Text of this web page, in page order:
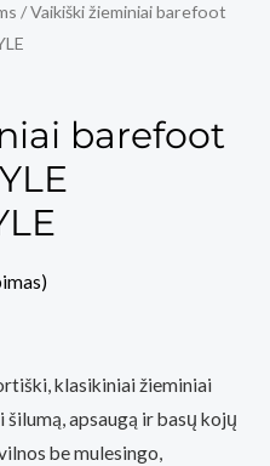
/ Vaikiški žieminiai barefoot
barefoot
klasikiniai žieminiai
apsaugą ir basų kojų
be mulesingo,